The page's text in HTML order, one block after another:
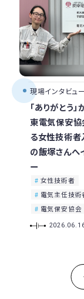
現場インタビュー
「ありがとう
東電気保安協
る女性技術
の飯塚さんへ
ー
女性技術者
電気主任技術
電気保安協会